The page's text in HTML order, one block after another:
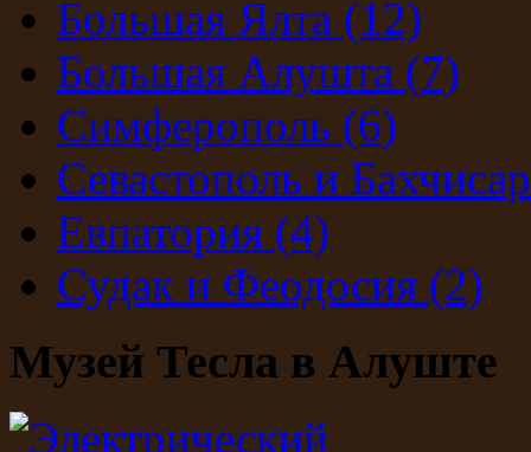
Большая Ялта (12)
Большая Алушта (7)
Симферополь (6)
Севастополь и
Евпатория (4)
Судак и Феодосия (2)
Музей Тесла в Алуште